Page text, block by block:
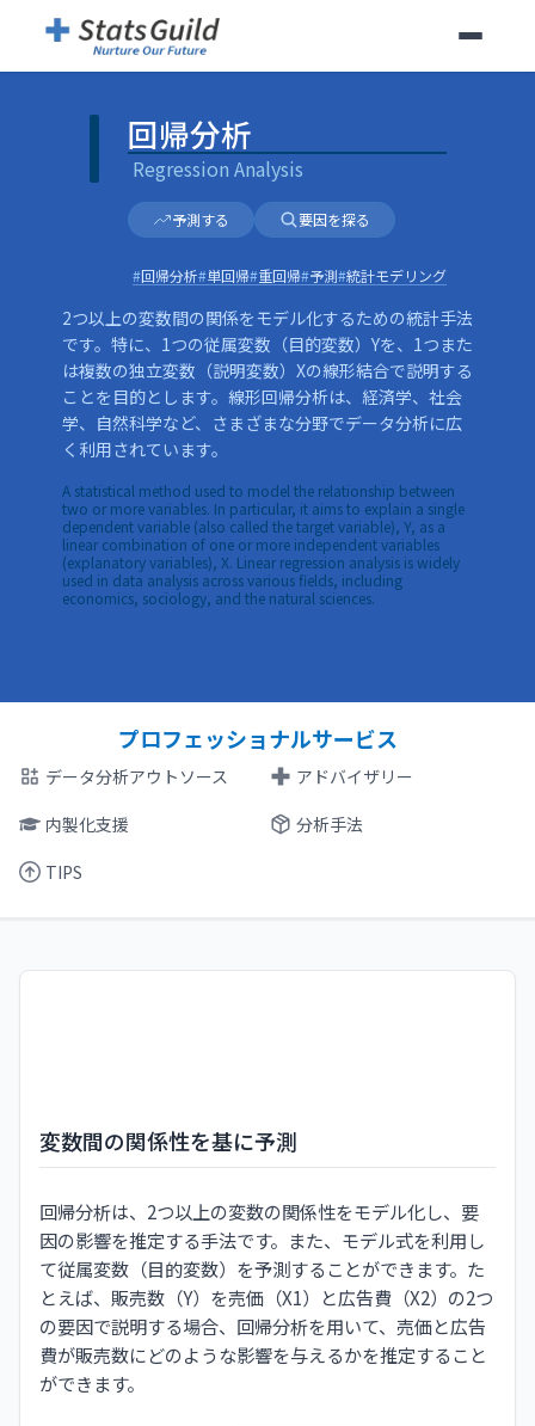
回帰分析|Regression Analysis
回帰分析
Regression Analysis
予測する 要因を探る
#回帰分析#単回帰#重回帰#予測#統計モデリング
2つ以上の変数間の関係をモデル化するための統計手法
です。特に、1つの従属変数（目的変数）Yを、1つまた
は複数の独立変数（説明変数）Xの線形結合で説明する
ことを目的とします。線形回帰分析は、経済学、社会
学、自然科学など、さまざまな分野でデータ分析に広
く利用されています。
A statistical method used to model the relationship between
two or more variables. In particular, it aims to explain a single
dependent variable (also called the target variable), Y, as a
linear combination of one or more independent variables
(explanatory variables), X. Linear regression analysis is widely
used in data analysis across various fields, including
economics, sociology, and the natural sciences.
プロフェッショナルサービス
データ分析アウトソース
アドバイザリー
内製化支援
分析手法
TIPS
変数間の関係性を基に予測
回帰分析は、2つ以上の変数の関係性をモデル化し、要
因の影響を推定する手法です。また、モデル式を利用し
て従属変数（目的変数）を予測することができます。た
とえば、販売数（Y）を売価（X1）と広告費（X2）の2つ
の要因で説明する場合、回帰分析を用いて、売価と広告
費が販売数にどのような影響を与えるかを推定すること
ができます。